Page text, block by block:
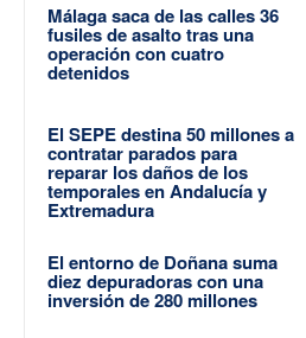
Málaga saca de las calles 36
fusiles de asalto tras una
operación con cuatro
detenidos
El SEPE destina 50 millones a
contratar parados para
reparar los daños de los
temporales en Andalucía y
Extremadura
El entorno de Doñana suma
diez depuradoras con una
inversión de 280 millones